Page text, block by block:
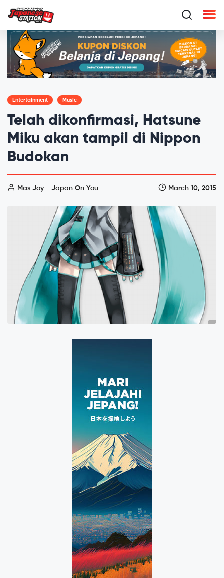
Entertainment Music
Telah dikonfirmasi, Hatsune
Miku akan tampil di Nippon
Budokan
Mas Joy - Japan On You March 10, 2015